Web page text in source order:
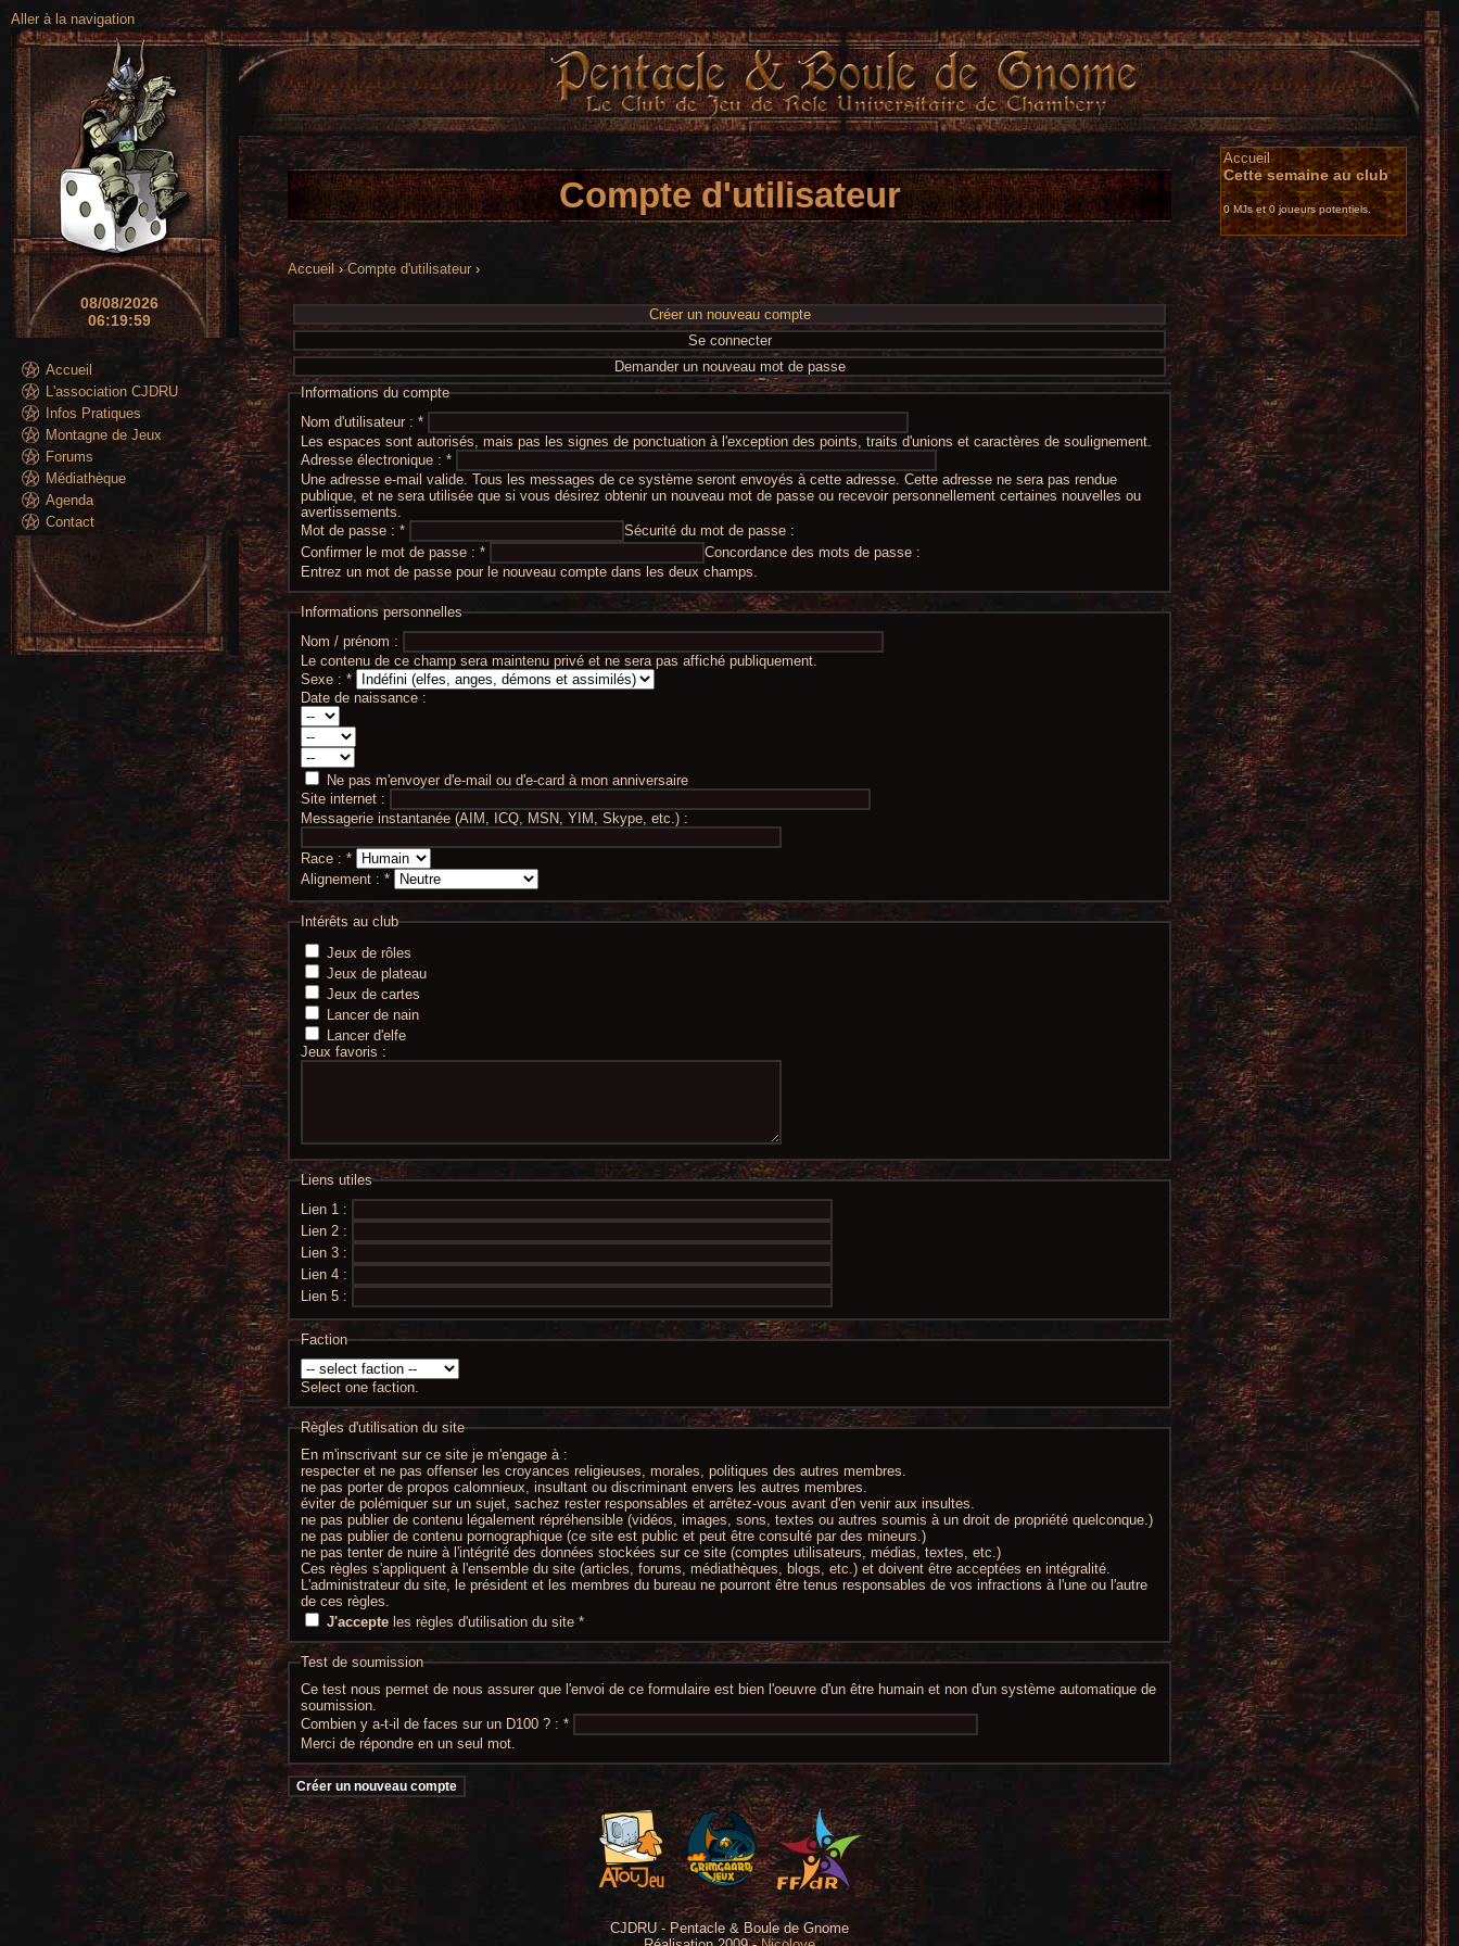
Aller à la navigation
08/08/2026
06:19:59
Accueil
L'association CJDRU
Infos Pratiques
Montagne de Jeux
Forums
Médiathèque
Agenda
Contact
Compte d'utilisateur
Accueil›Compte d'utilisateur ›
Créer un nouveau compte
Se connecter
Demander un nouveau mot de passe
Informations du compte
Nom d'utilisateur : *
Les espaces sont autorisés, mais pas les signes de ponctuation à l'exception des points, traits d'unions et caractères de soulignement.
Adresse électronique : *
Une adresse e-mail valide. Tous les messages de ce système seront envoyés à cette adresse. Cette adresse ne sera pas rendue
publique, et ne sera utilisée que si vous désirez obtenir un nouveau mot de passe ou recevoir personnellement certaines nouvelles ou
avertissements.
Mot de passe : *
Sécurité du mot de passe :
Confirmer le mot de passe : *
Concordance des mots de passe :
Entrez un mot de passe pour le nouveau compte dans les deux champs.
Informations personnelles
Nom / prénom :
Le contenu de ce champ sera maintenu privé et ne sera pas affiché publiquement.
Sexe : *
Date de naissance :
Ne pas m'envoyer d'e-mail ou d'e-card à mon anniversaire
Site internet :
Messagerie instantanée (AIM, ICQ, MSN, YIM, Skype, etc.) :
Race : *
Alignement : *
Intérêts au club
Jeux de rôles
Jeux de plateau
Jeux de cartes
Lancer de nain
Lancer d'elfe
Jeux favoris :
Liens utiles
Lien 1 :
Lien 2 :
Lien 3 :
Lien 4 :
Lien 5 :
Faction
Select one faction.
Règles d'utilisation du site
En m'inscrivant sur ce site je m'engage à :
respecter et ne pas offenser les croyances religieuses, morales, politiques des autres membres.
ne pas porter de propos calomnieux, insultant ou discriminant envers les autres membres.
éviter de polémiquer sur un sujet, sachez rester responsables et arrêtez-vous avant d'en venir aux insultes.
ne pas publier de contenu légalement répréhensible (vidéos, images, sons, textes ou autres soumis à un droit de propriété quelconque.)
ne pas publier de contenu pornographique (ce site est public et peut être consulté par des mineurs.)
ne pas tenter de nuire à l'intégrité des données stockées sur ce site (comptes utilisateurs, médias, textes, etc.)
Ces règles s'appliquent à l'ensemble du site (articles, forums, médiathèques, blogs, etc.) et doivent être acceptées en intégralité.
L'administrateur du site, le président et les membres du bureau ne pourront être tenus responsables de vos infractions à l'une ou l'autre
de ces règles.
J'accepte les règles d'utilisation du site *
Test de soumission
Ce test nous permet de nous assurer que l'envoi de ce formulaire est bien l'oeuvre d'un être humain et non d'un système automatique de
soumission.
Combien y a-t-il de faces sur un D100 ? : *
Merci de répondre en un seul mot.
CJDRU - Pentacle & Boule de Gnome
Accueil
Cette semaine au club
0 MJs et 0 joueurs potentiels.